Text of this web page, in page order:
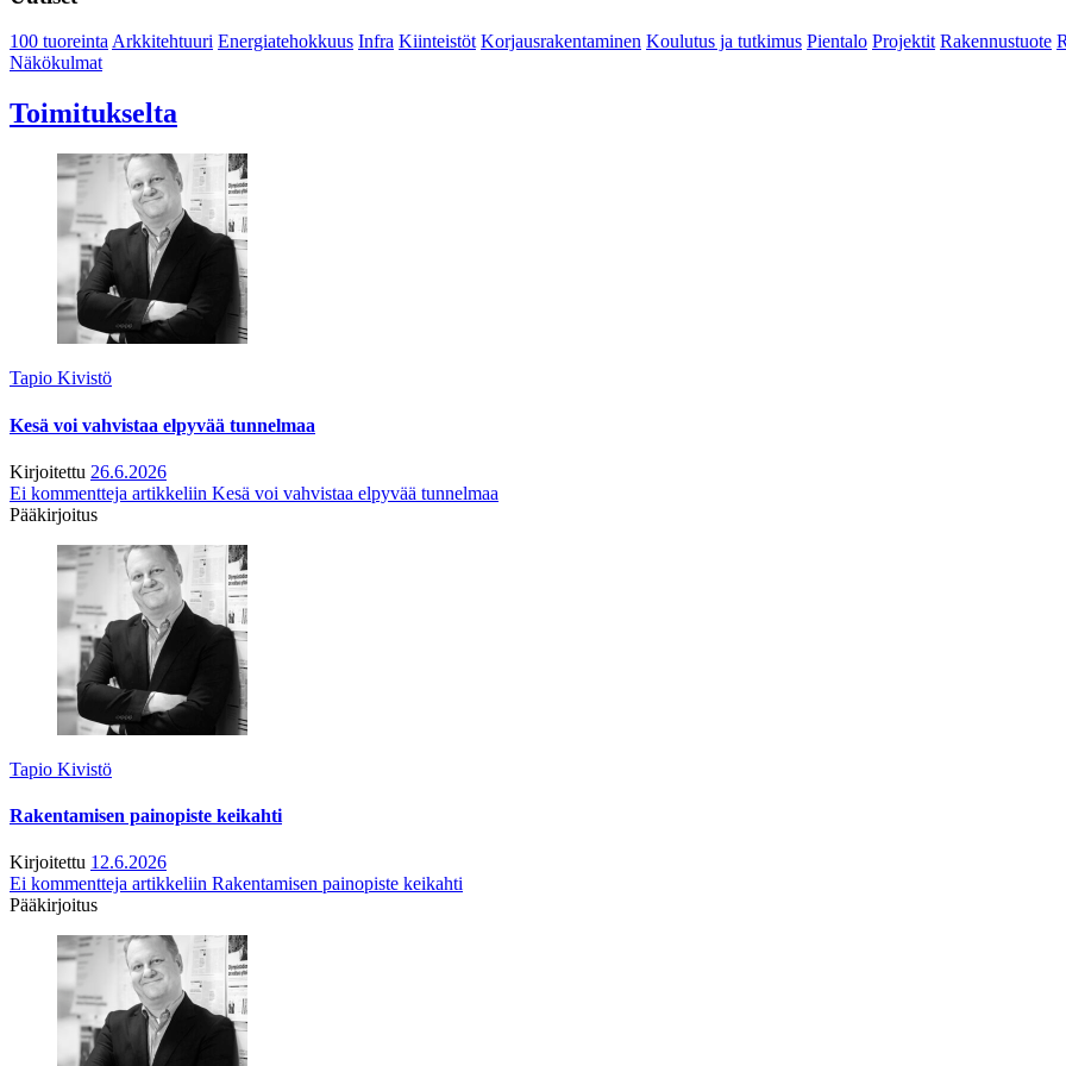
100 tuoreintaArkkitehtuuri Energiatehokkuus Infra Kiinteistöt Korjausrakentaminen Koulutus ja tutkimus Pientalo Projektit Rakennustuote
Näkökulmat
Toimitukselta
Tapio Kivistö
Kesä voi vahvistaa elpyvää tunnelmaa
Kirjoitettu 26.6.2026
Ei kommentteja artikkeliin Kesä voi vahvistaa elpyvää tunnelmaa
Pääkirjoitus
Tapio Kivistö
Rakentamisen painopiste keikahti
Kirjoitettu 12.6.2026
Ei kommentteja artikkeliin Rakentamisen painopiste keikahti
Pääkirjoitus